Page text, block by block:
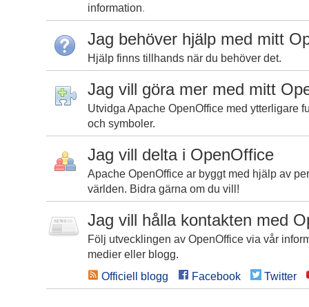
information.
Jag behöver hjälp med mitt
Hjälp finns tillhands när du behöver det.
Jag vill göra mer med mitt
Utvidga Apache OpenOffice med ytterligare
och symboler.
Jag vill delta i OpenOffice
Apache OpenOffice ar byggt med hjälp av
världen. Bidra gärna om du vill!
Jag vill hålla kontakten med
Följ utvecklingen av OpenOffice via vår
medier eller blogg.
Officiell blogg
Facebook Twitter